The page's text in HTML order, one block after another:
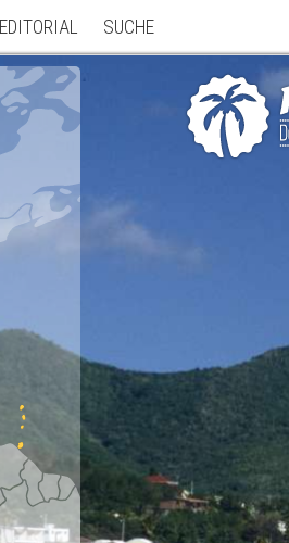
EDITORIAL SUCHE